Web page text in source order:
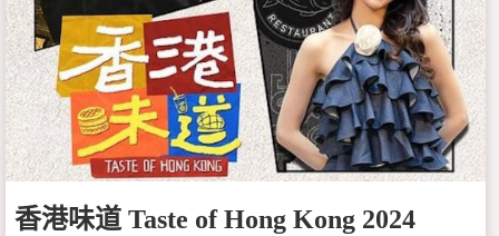
香港味道 Taste of Hong Kong 2024